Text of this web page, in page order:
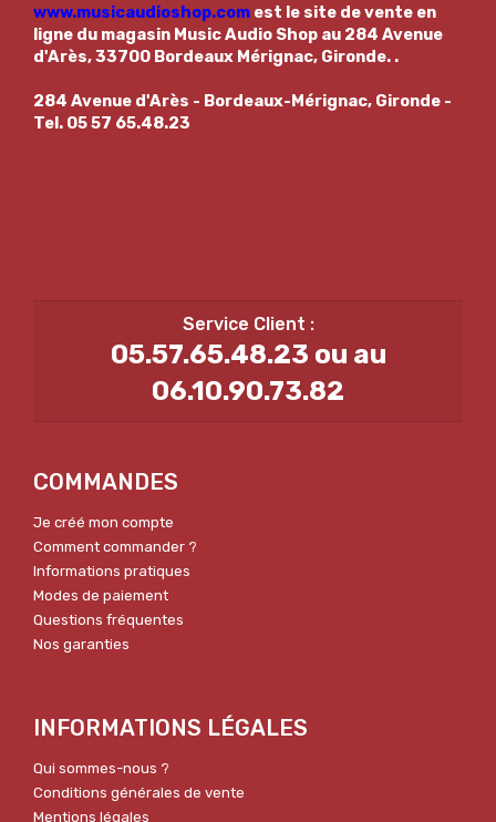
www.musicaudioshop.com est le site de vente en
ligne du magasin Music Audio Shop au 284 Avenue
d'Arès, 33700 Bordeaux Mérignac, Gironde. .
284 Avenue d'Arès - Bordeaux-Mérignac, Gironde -
Tel. 05 57 65.48.23
05.57.65.48.23 ou au
06.10.90.73.82
COMMANDES
Je créé mon compte
Comment commander ?
Informations pratiques
Modes de paiement
Questions fréquentes
Nos garanties
INFORMATIONS LÉGALES
Qui sommes-nous ?
Conditions générales de vente
Mentions légales